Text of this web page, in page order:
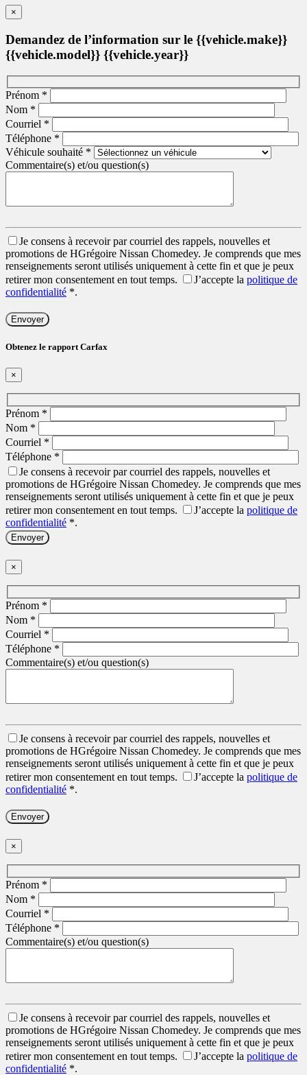
×
Demandez de l’information sur le {{vehicle.make}}
{{vehicle.model}} {{vehicle.year}}
Prénom *
Nom *
Courriel *
Téléphone *
Véhicule souhaité *
Commentaire(s) et/ou question(s)
Je consens à recevoir par courriel des rappels, nouvelles et
promotions de HGrégoire Nissan Chomedey. Je comprends que mes
renseignements seront utilisés uniquement à cette fin et que je peux
retirer mon consentement en tout temps.
J’accepte la politique de
confidentialité *.
Obtenez le rapport Carfax
×
Prénom *
Nom *
Courriel *
Téléphone *
Je consens à recevoir par courriel des rappels, nouvelles et
promotions de HGrégoire Nissan Chomedey. Je comprends que mes
renseignements seront utilisés uniquement à cette fin et que je peux
retirer mon consentement en tout temps.
J’accepte la politique de
confidentialité *.
×
Prénom *
Nom *
Courriel *
Téléphone *
Commentaire(s) et/ou question(s)
Je consens à recevoir par courriel des rappels, nouvelles et
promotions de HGrégoire Nissan Chomedey. Je comprends que mes
renseignements seront utilisés uniquement à cette fin et que je peux
retirer mon consentement en tout temps.
J’accepte la politique de
confidentialité *.
×
Prénom *
Nom *
Courriel *
Téléphone *
Commentaire(s) et/ou question(s)
Je consens à recevoir par courriel des rappels, nouvelles et
promotions de HGrégoire Nissan Chomedey. Je comprends que mes
renseignements seront utilisés uniquement à cette fin et que je peux
retirer mon consentement en tout temps.
J’accepte la politique de
confidentialité *.